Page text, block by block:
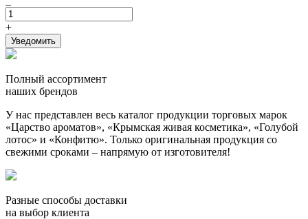
+
Уведомить
Полный ассортимент
наших брендов
У нас представлен весь каталог продукции торговых марок
«Царство ароматов», «Крымская живая косметика», «Голубой
лотос» и «Конфитю». Только оригинальная продукция со
свежими сроками – напрямую от изготовителя!
Разные способы доставки
на выбор клиента